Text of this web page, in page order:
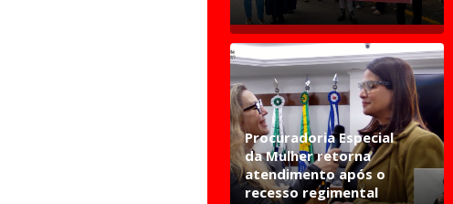
Procuradoria Especial
da Mulher retorna
atendimento após o
recesso regimental